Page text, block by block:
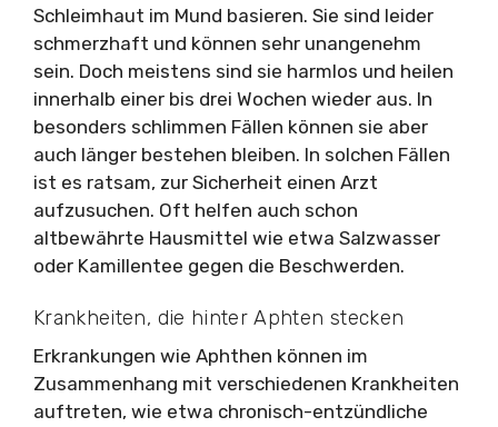
Schleimhaut im Mund basieren. Sie sind leider
schmerzhaft und können sehr unangenehm
sein. Doch meistens sind sie harmlos und heilen
innerhalb einer bis drei Wochen wieder aus. In
besonders schlimmen Fällen können sie aber
auch länger bestehen bleiben. In solchen Fällen
ist es ratsam, zur Sicherheit einen Arzt
aufzusuchen. Oft helfen auch schon
altbewährte Hausmittel wie etwa Salzwasser
oder Kamillentee gegen die Beschwerden.
Krankheiten, die hinter Aphten stecken
Erkrankungen wie Aphthen können im
Zusammenhang mit verschiedenen Krankheiten
auftreten, wie etwa chronisch-entzündliche